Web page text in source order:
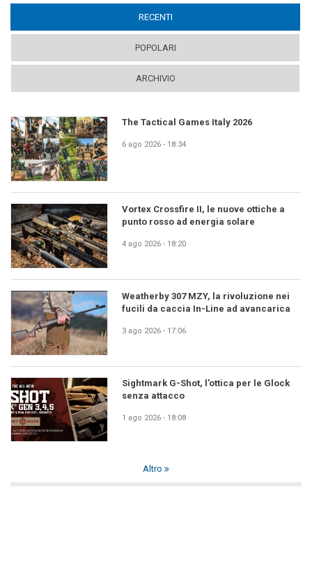
RECENTI
POPOLARI
ARCHIVIO
The Tactical Games Italy 2026
6 ago 2026 - 18:34
Vortex Crossfire II, le nuove ottiche a
punto rosso ad energia solare
4 ago 2026 - 18:20
Weatherby 307 MZY, la rivoluzione nei
fucili da caccia In-Line ad avancarica
3 ago 2026 - 17:06
Sightmark G-Shot, l'ottica per le Glock
senza attacco
1 ago 2026 - 18:08
Altro